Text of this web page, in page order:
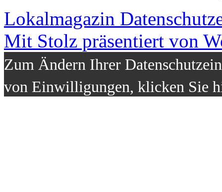
Lokalmagazin
Mit Stolz präsentiert von
Zum Ändern Ihrer
von Einwilligungen, klicken Sie